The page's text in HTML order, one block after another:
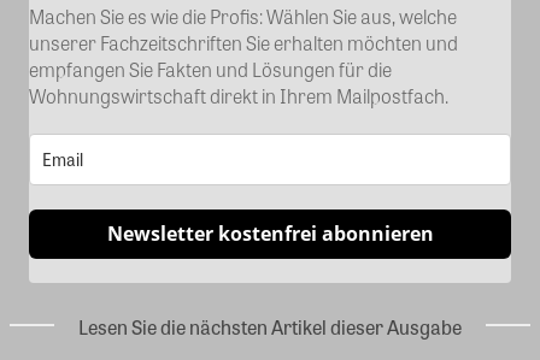
Machen Sie es wie die Profis: Wählen Sie aus, welche
unserer Fachzeitschriften Sie erhalten möchten und
empfangen Sie Fakten und Lösungen für die
Wohnungswirtschaft direkt in Ihrem Mailpostfach.
Newsletter kostenfrei abonnieren
Lesen Sie die nächsten Artikel dieser Ausgabe